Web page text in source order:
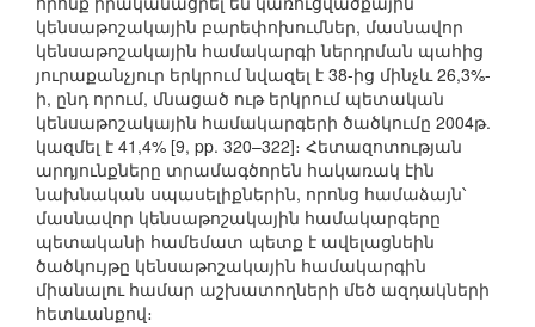
կենսաթոշակային բարեփոխումներ, մասնավոր
կենսաթոշակային համակարգի ներդրման պահից
յուրաքանչյուր երկրում նվազել է 38-ից մինչև 26,3%-
ի, ընդ որում, մնացած ութ երկրում պետական
կենսաթոշակային համակարգերի ծածկումը 2004թ.
կազմել է 41,4% [9, pp. 320–322]։ Հետազոտության
արդյունքները տրամագծորեն հակառակ էին
նախնական սպասելիքներին, որոնց համաձայն՝
մասնավոր կենսաթոշակային համակարգերը
պետականի համեմատ պետք է ավելացնեին
ծածկույթը կենսաթոշակային համակարգին
միանալու համար աշխատողների մեծ ազդակների
հետևանքով։